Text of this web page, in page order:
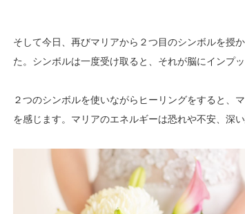
そして今日、再びマリアから２つ目のシンボルを授
た。シンボルは一度受け取ると、それが脳にインプ
２つのシンボルを使いながらヒーリングをすると、
を感じます。マリアのエネルギーは恐れや不安、深